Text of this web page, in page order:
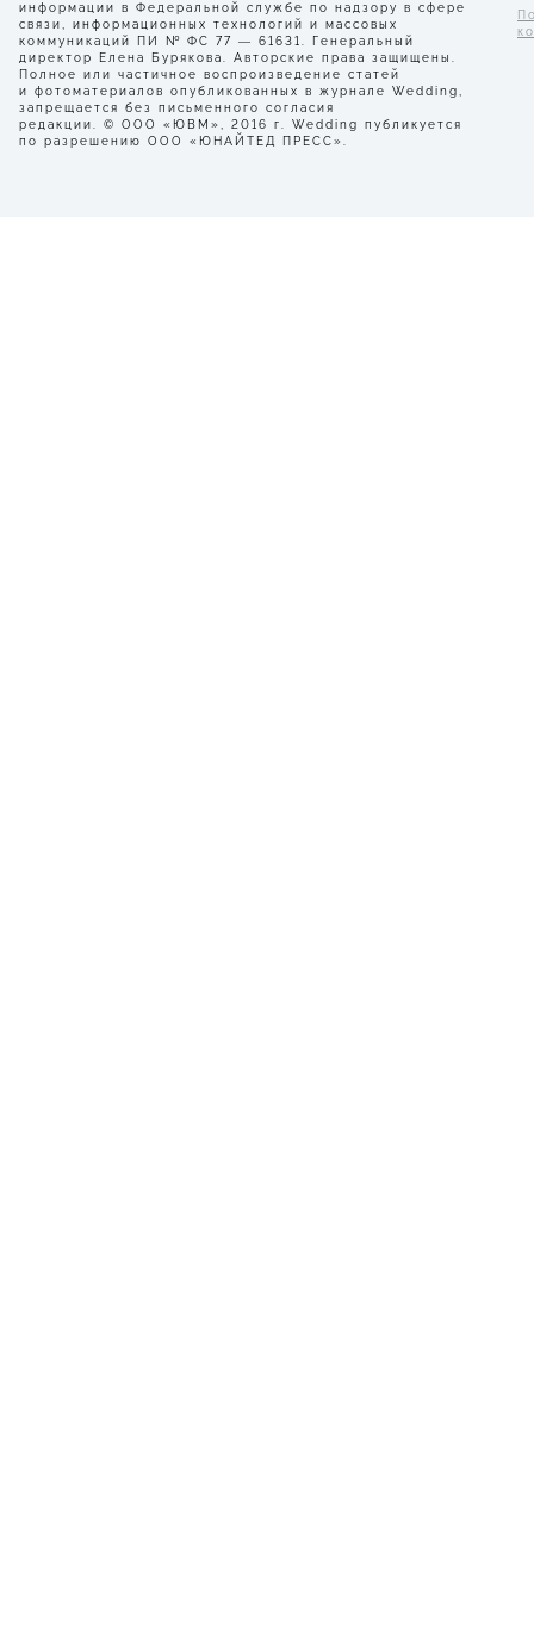
информации в Федеральной службе по надзору в сфере
связи, информационных технологий и массовых
коммуникаций ПИ № ФС 77 — 61631. Генеральный
директор Елена Бурякова. Авторские права защищены.
Полное или частичное воспроизведение статей
и фотоматериалов опубликованных в журнале Wedding,
запрещается без письменного согласия
редакции. © ООО «ЮВМ», 2016 г. Wedding публикуется
по разрешению ООО «ЮНАЙТЕД ПРЕСС».